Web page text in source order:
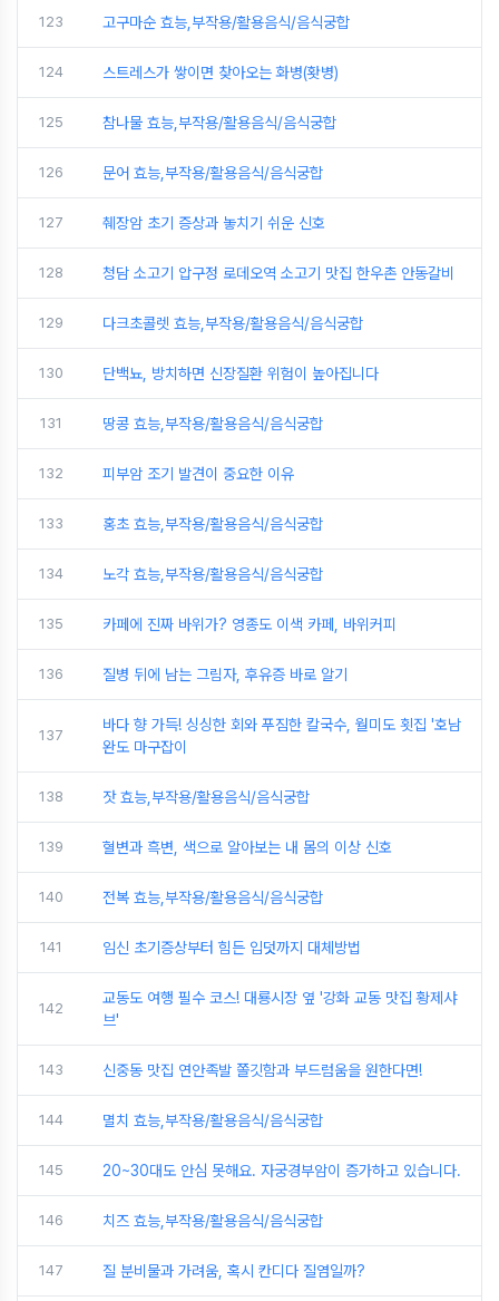
123 고구마순 효능,부작용/활용음식/음식궁합
124 스트레스가 쌓이면 찾아오는 화병(홧병)
125 참나물 효능,부작용/활용음식/음식궁합
126 문어 효능,부작용/활용음식/음식궁합
127 췌장암 초기 증상과 놓치기 쉬운 신호
128 청담 소고기 압구정 로데오역 소고기 맛집 한우촌 안동갈비
129 다크초콜렛 효능,부작용/활용음식/음식궁합
130 단백뇨, 방치하면 신장질환 위험이 높아집니다
131 땅콩 효능,부작용/활용음식/음식궁합
132 피부암 조기 발견이 중요한 이유
133 홍초 효능,부작용/활용음식/음식궁합
134 노각 효능,부작용/활용음식/음식궁합
135 카페에 진짜 바위가? 영종도 이색 카페, 바위커피
136 질병 뒤에 남는 그림자, 후유증 바로 알기
137
바다 향 가득! 싱싱한 회와 푸짐한 칼국수, 월미도 횟집 '호남
완도 마구잡이
138 잣 효능,부작용/활용음식/음식궁합
139 혈변과 흑변, 색으로 알아보는 내 몸의 이상 신호
140 전복 효능,부작용/활용음식/음식궁합
141 임신 초기증상부터 힘든 입덧까지 대체방법
142
교동도 여행 필수 코스! 대룡시장 옆 '강화 교동 맛집 황제샤
브'
143 신중동 맛집 연안족발 쫄깃함과 부드럼움을 원한다면!
144 멸치 효능,부작용/활용음식/음식궁합
145 20~30대도 안심 못해요. 자궁경부암이 증가하고 있습니다.
146 치즈 효능,부작용/활용음식/음식궁합
147 질 분비물과 가려움, 혹시 칸디다 질염일까?